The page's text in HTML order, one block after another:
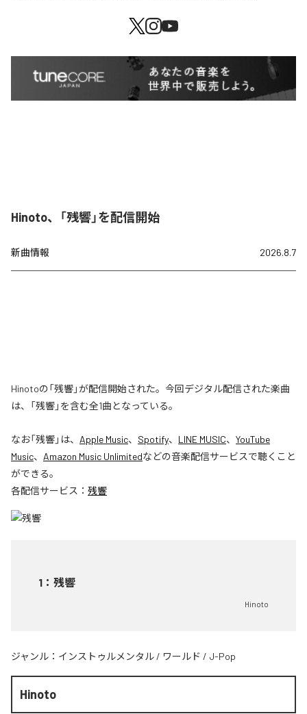
Hinoto、「残響」を配信開始
新曲情報 2026.8.7
Hinotoの「残響」が配信開始された。今回デジタル配信された楽曲
は、「残響」を含む全1曲となっている。
なお「残響」は、 Apple Music、 Spotify、 LINE MUSIC、 YouTube
Music、 Amazon Music Unlimitedなどの音楽配信サービスで聴くこと
ができる。
各配信サービス： 残響
1 ： 残響
Hinoto
ジャンル： インストゥルメンタル / ワールド / J-Pop
Hinoto